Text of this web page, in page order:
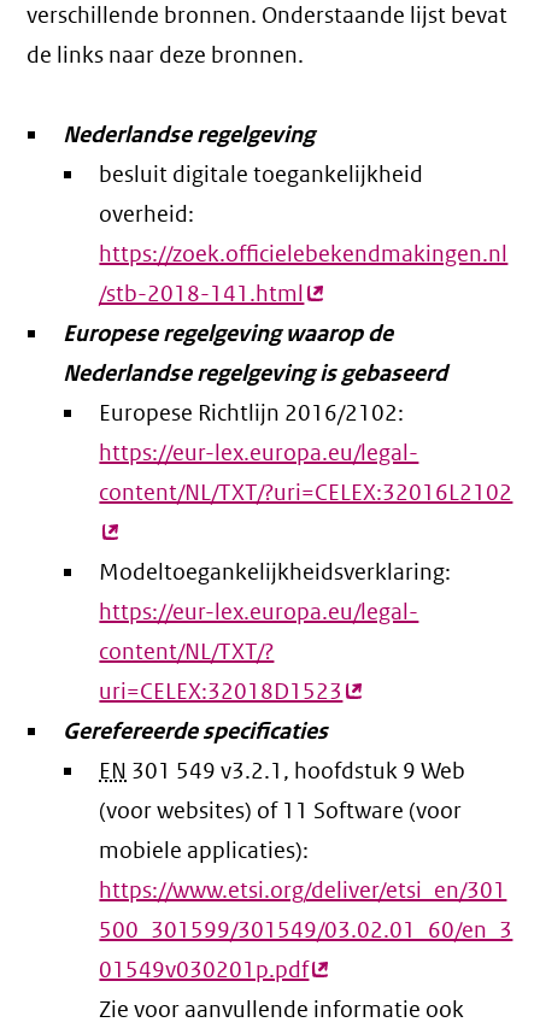
verschillende bronnen. Onderstaande lijst bevat
de links naar deze bronnen.
Nederlandse regelgeving
besluit digitale toegankelijkheid
overheid:
https://zoek.officielebekendmakingen.nl
/stb-2018-141.html(externe
link)
Europese regelgeving waarop de
Nederlandse regelgeving is gebaseerd
Europese Richtlijn 2016/2102:
https://eur-lex.europa.eu/legal-
content/NL/TXT/?uri=CELEX:32016L2102
Modeltoegankelijkheidsverklaring:
https://eur-lex.europa.eu/legal-
content/NL/TXT/?
uri=CELEX:32018D1523 (externe
Gerefereerde specificaties
EN 301 549 v3.2.1, hoofdstuk 9 Web
(voor websites) of 11 Software (voor
mobiele applicaties):
https://www.etsi.org/deliver/etsi_en/301
500_301599/301549/03.02.01_60/en_3
01549v030201p.pdf(externe
link)
Zie voor aanvullende informatie ook